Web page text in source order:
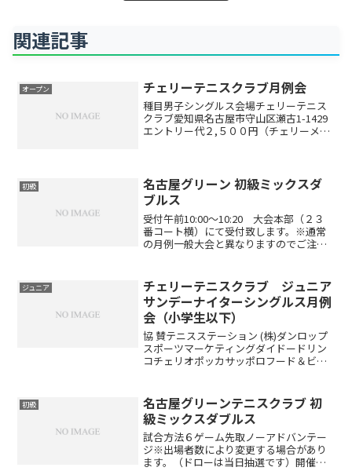
関連記事
オープン チェリーテニスクラブ月例会
種目男子シングルス会場チェリーテニス
クラブ愛知県名古屋市守山区瀬古1-1429
エントリー代２,５００円（チェリーメン
初級
名古屋グリーン 初級ミックスダ
ブルス
受付午前10:00～10:20 大会本部（２３
番コート横）にて受付致します。※通常
の月例一般大会と異なりますのでご注意
バンテージ予選リーグ後、順位別トーナ
メント※参加...
ジュニア
チェリーテニスクラブ ジュニア
サンデーナイターシングルス月例
会（小学生以下）
協 賛テニスステーション (株)ダンロップ
スポーツマーケティングダイドードリン
コチェリオポッカサッポロフード＆ビバ
ョン有りますチャレンジマッチも行うの
で最低３試合はで...
初級
名古屋グリーンテニスクラブ 初
級ミックスダブルス
試合方法６ゲーム先取ノーアドバンテー
ジ※出場者数により変更する場合があり
ます。（ドローは当日抽選です）開催時